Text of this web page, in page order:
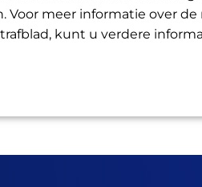
Voor meer informatie over
kunt u verdere